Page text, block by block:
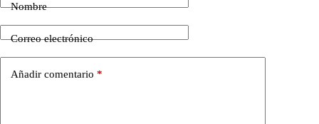
Nombre
Correo electrónico
Añadir comentario *